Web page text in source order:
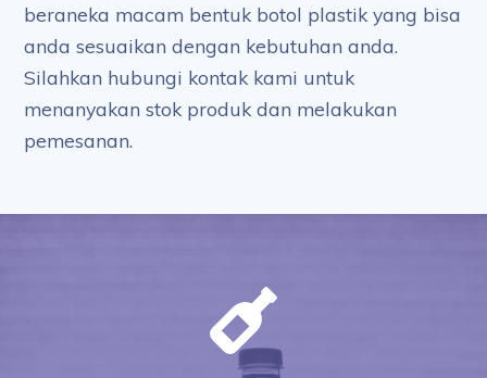
beraneka macam bentuk botol plastik yang bisa
anda sesuaikan dengan kebutuhan anda.
Silahkan hubungi kontak kami untuk
menanyakan stok produk dan melakukan
pemesanan.